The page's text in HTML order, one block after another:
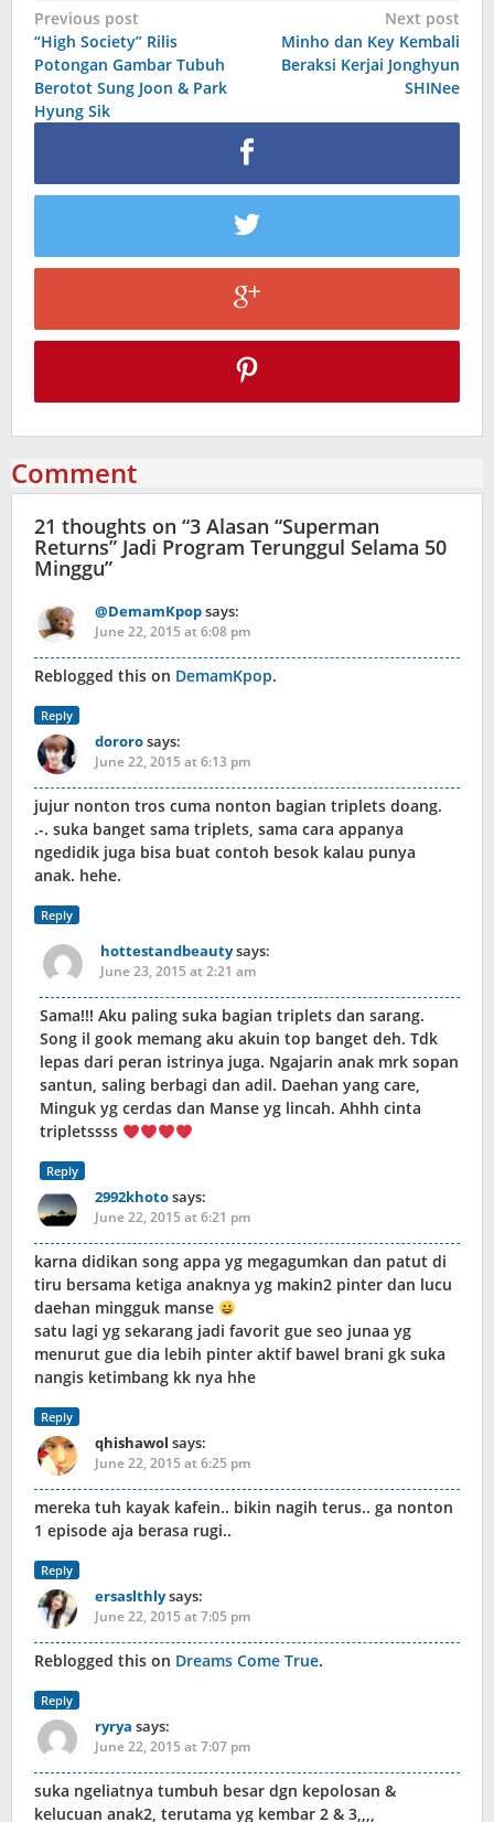
Post
navigation
Previous post
“High Society” Rilis
Potongan Gambar Tubuh
Berotot Sung Joon & Park
Hyung Sik
Next post
Minho dan Key Kembali
Beraksi Kerjai Jonghyun
SHINee
Comment
21 thoughts on “3 Alasan “Superman
Returns” Jadi Program Terunggul Selama 50
Minggu”
@DemamKpopsays:
June 22, 2015 at 6:08 pm
Reblogged this on DemamKpop.
Reply
dororosays:
June 22, 2015 at 6:13 pm
jujur nonton tros cuma nonton bagian triplets doang.
.-. suka banget sama triplets, sama cara appanya
ngedidik juga bisa buat contoh besok kalau punya
anak. hehe.
Reply
hottestandbeautysays:
June 23, 2015 at 2:21 am
Sama!!! Aku paling suka bagian triplets dan sarang.
Song il gook memang aku akuin top banget deh. Tdk
lepas dari peran istrinya juga. Ngajarin anak mrk sopan
santun, saling berbagi dan adil. Daehan yang care,
Minguk yg cerdas dan Manse yg lincah. Ahhh cinta
tripletssss
Reply
2992khotosays:
June 22, 2015 at 6:21 pm
karna didikan song appa yg megagumkan dan patut di
tiru bersama ketiga anaknya yg makin2 pinter dan lucu
daehan mingguk manse
satu lagi yg sekarang jadi favorit gue seo junaa yg
menurut gue dia lebih pinter aktif bawel brani gk suka
nangis ketimbang kk nya hhe
Reply
qhishawol says:
June 22, 2015 at 6:25 pm
mereka tuh kayak kafein.. bikin nagih terus.. ga nonton
1 episode aja berasa rugi..
Reply
ersaslthlysays:
June 22, 2015 at 7:05 pm
Reblogged this on Dreams Come True.
Reply
ryrya says:
June 22, 2015 at 7:07 pm
suka ngeliatnya tumbuh besar dgn kepolosan &
kelucuan anak2, terutama yg kembar 2 & 3,,,,